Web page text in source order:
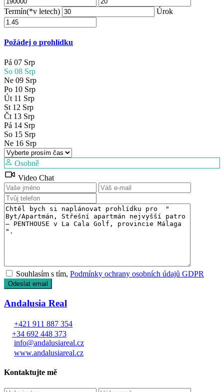
Termín(*v letech) Úrok
Požádej o prohlídku
Pá 07 Srp
So 08 Srp
Ne 09 Srp
Po 10 Srp
Út 11 Srp
St 12 Srp
Čt 13 Srp
Pá 14 Srp
So 15 Srp
Ne 16 Srp
Osobně
Video Chat
Souhlasím s tím,Podmínky ochrany osobních údajů GDPR
Andalusia Real
+421 911 887 354
+34 692 448 373
info@andalusiareal.cz
www.andalusiareal.cz
Kontaktujte mě